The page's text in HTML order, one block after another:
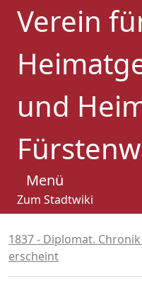
Verein
und
Menü
Zum Stadtwiki
1837 - Diplomat.
erscheint